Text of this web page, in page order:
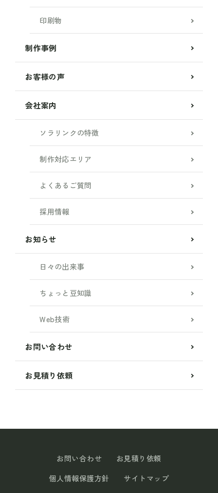
印刷物
制作事例
お客様の声
会社案内
ソラリンクの特徴
制作対応エリア
よくあるご質問
採用情報
お知らせ
日々の出来事
ちょっと豆知識
Web技術
お問い合わせ
お見積り依頼
お問い合わせ
お見積り依頼
個人情報保護方針
サイトマップ